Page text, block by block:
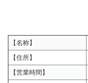
【名称】
【住所】
【営業時間】